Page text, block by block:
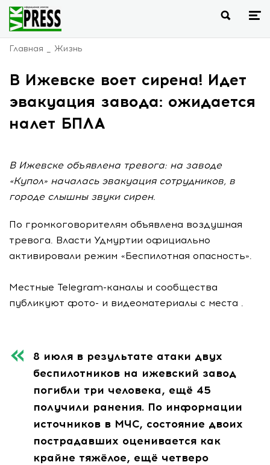
Главная Жизнь
В Ижевске воет сирена! Идет
эвакуация завода: ожидается
налет БПЛА
В Ижевске объявлена тревога: на заводе
«Купол» началась эвакуация сотрудников, в
городе слышны звуки сирен.
По громкоговорителям объявлена воздушная
тревога. Власти Удмуртии официально
активировали режим «Беспилотная опасность».
Местные Telegram-каналы и сообщества
публикуют фото- и видеоматериалы с места .
8 июля в результате атаки двух
беспилотников на ижевский завод
погибли три человека, ещё 45
получили ранения. По информации
источников в МЧС, состояние двоих
пострадавших оценивается как
крайне тяжёлое, ещё четверо